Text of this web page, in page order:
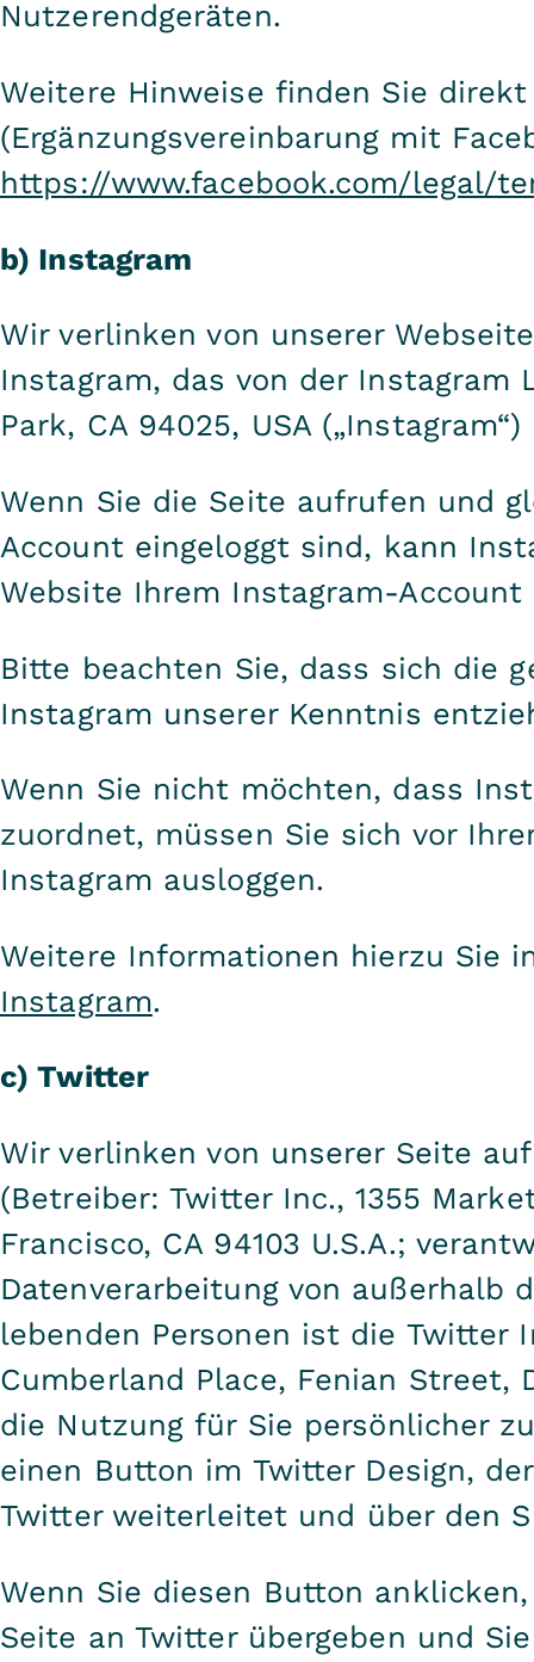
Nutzerendgeräten.
Weitere Hinweise finden Sie direkt
(Ergänzungsvereinbarung mit
https://www.facebook.com/legal/
b) Instagram
Wir verlinken von unserer
Instagram, das von der Instagram
Park, CA 94025, USA
Wenn Sie die Seite aufrufen und
Account eingeloggt sind, kann
Website Ihrem Instagram-
Bitte beachten Sie, dass sich die
Instagram unserer Kenntnis
Wenn Sie nicht möchten, dass
zuordnet, müssen Sie sich vor
Instagram ausloggen.
Weitere Informationen hierzu Sie
Instagram.
c) Twitter
Wir verlinken von unserer Seite
(Betreiber: Twitter Inc., 1355
Francisco, CA 94103 U.S.A.;
Datenverarbeitung von außerhalb
lebenden Personen ist die Twitter
Cumberland Place, Fenian Street,
die Nutzung für Sie persönlicher
einen Button im Twitter Design,
Twitter weiterleitet und über den
Wenn Sie diesen Button
Seite an Twitter übergeben und